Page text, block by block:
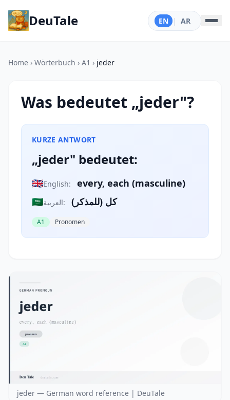
DeuTale EN | AR
Home › Wörterbuch › A1 › jeder
Was bedeutet „jeder"?
KURZE ANTWORT
„jeder" bedeutet:
🇬🇧English:
every, each (masculine)
🇸🇦
العربية: كل (للمذكر)
A1 Pronomen
jeder — German word reference | DeuTale